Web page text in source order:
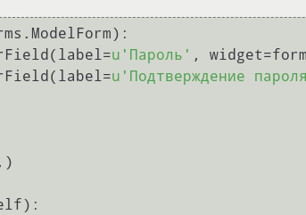
u'Пароль' ,
u'Подтверждение
,)
):